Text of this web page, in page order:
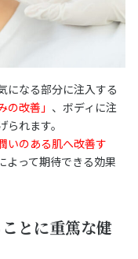
になる部分に注入する
の改善」 、ボディに注
られます。
潤いのある肌へ改善す
よって期待できる効果
とに重篤な健